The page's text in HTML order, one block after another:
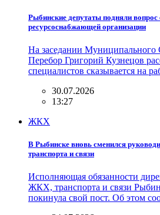
Рыбинские депутаты подняли вопрос
ресурсоснабжающей организации
На заседании Муниципального
Перебор Григорий Кузнецов
специалистов сказывается на
30.07.2026
13:27
ЖКХ
В Рыбинске вновь сменился
транспорта и связи
Исполняющая обязанности
ЖКХ, транспорта и связи
покинула свой пост. Об этом